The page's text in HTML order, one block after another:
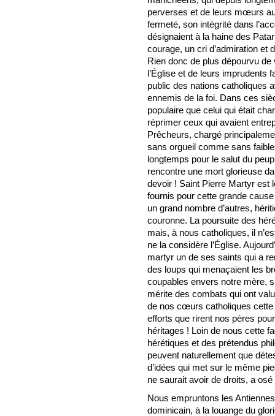
perverses et de leurs mœurs
fermeté, son intégrité dans
désignaient à la haine des
courage, un cri d’admiration et
Rien donc de plus dépourvu
l’Église et de leurs imprudents
public des nations catholiques
ennemis de la foi. Dans ces
populaire que celui qui était
réprimer ceux qui avaient
Prêcheurs, chargé
sans orgueil comme sans
longtemps pour le salut du
rencontre une mort glorieuse
devoir ! Saint Pierre Martyr est
fournis pour cette grande
un grand nombre d’autres,
couronne. La poursuite des
mais, à nous catholiques, il
ne la considère l’Église.
martyr un de ses saints qui a
des loups qui menaçaient les
coupables envers notre mère,
mérite des combats qui ont
de nos cœurs catholiques cette
efforts que rirent nos pères
héritages ! Loin de nous cette
hérétiques et des prétendus
peuvent naturellement que
d’idées qui met sur le même
ne saurait avoir de droits, a
Nous empruntons les
dominicain, à la louange du